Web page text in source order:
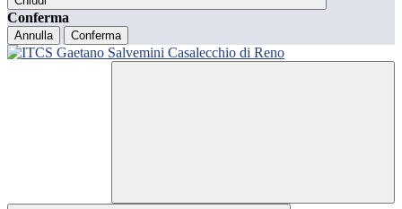
Conferma
Annulla Conferma